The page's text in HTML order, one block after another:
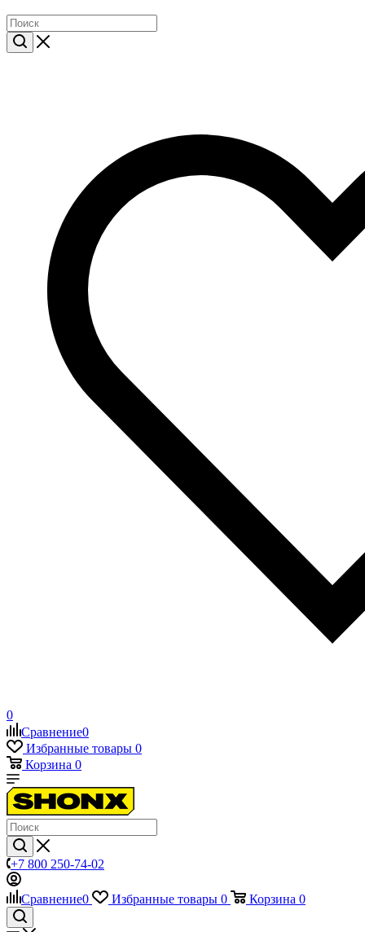
0
Сравнение0
Избранные товары 0
Корзина 0
+7 800 250-74-02
Сравнение0 Избранные товары 0 Корзина 0